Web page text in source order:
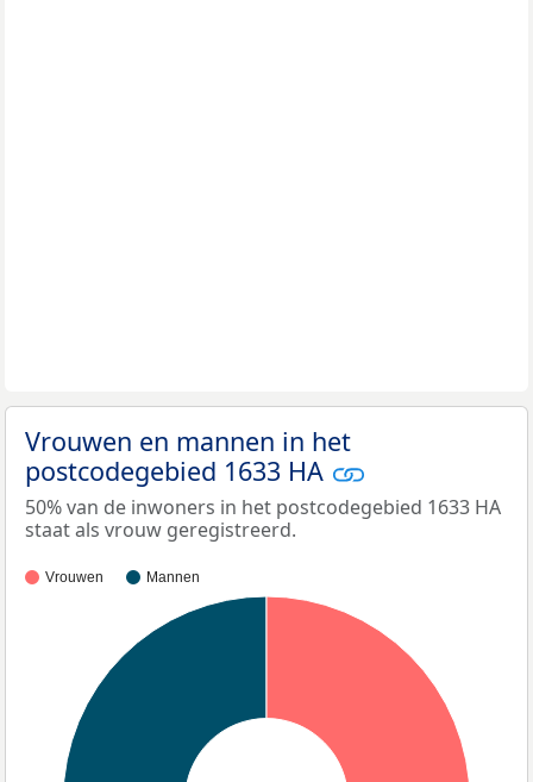
Vrouwen en mannen in het
postcodegebied 1633 HA
50% van de inwoners in het postcodegebied 1633 HA
staat als vrouw geregistreerd.
Vrouwen Mannen